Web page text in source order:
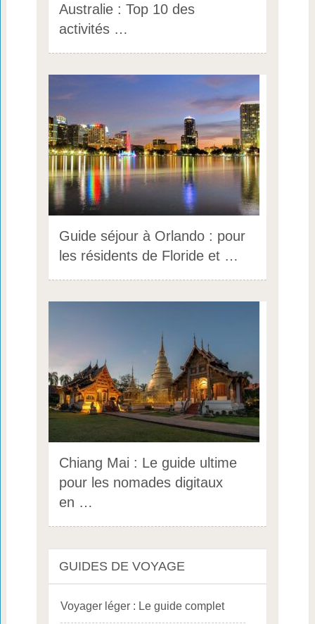
Australie : Top 10 des
activités …
Guide séjour à Orlando : pour
les résidents de Floride et …
Chiang Mai : Le guide ultime
pour les nomades digitaux
en …
GUIDES DE VOYAGE
Voyager léger : Le guide complet